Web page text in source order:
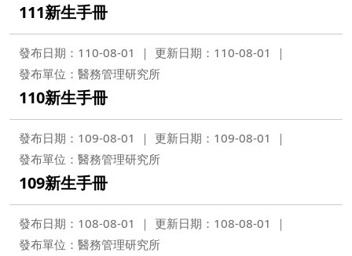
111新生手冊
發布日期：110-08-01
更新日期：110-08-01
發布單位：醫務管理研究所
110新生手冊
發布日期：109-08-01
更新日期：109-08-01
發布單位：醫務管理研究所
109新生手冊
發布日期：108-08-01
更新日期：108-08-01
發布單位：醫務管理研究所